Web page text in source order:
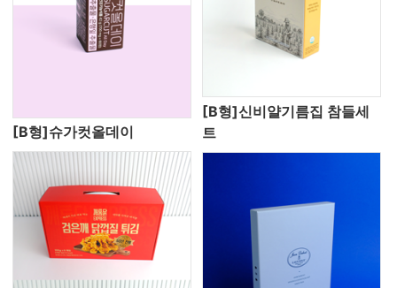
[B형]슈가컷올데이
[B형]신비얄기름집 참들세
트